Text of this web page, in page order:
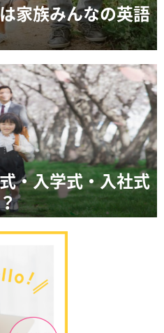
家族みんなの英語
・入学式・入社式